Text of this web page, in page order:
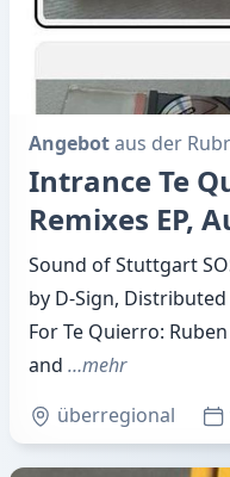
Angebotaus der
Intrance Te
Remixes EP,
Sound of Stuttgart
by D-Sign,
For Te Quierro:
and …mehr
überregional